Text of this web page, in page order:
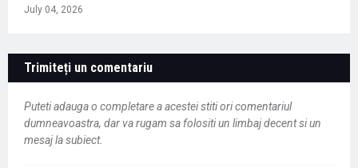
July 04, 2026
Trimiteți un comentariu
Puteti adauga o completare a acestei stiti ori comentariul
dumneavoastra, dar va rugam sa folositi un limbaj decent si un
mesaj la subiect.